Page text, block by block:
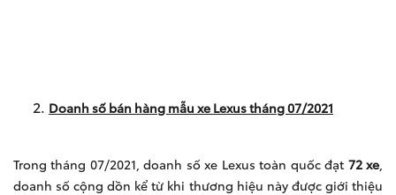
Doanh số bán hàng mẫu xe Lexus tháng 07/2021
Trong tháng 07/2021, doanh số xe Lexus toàn quốc đạt 72 xe,
doanh số cộng dồn kể từ khi thương hiệu này được giới thiệu